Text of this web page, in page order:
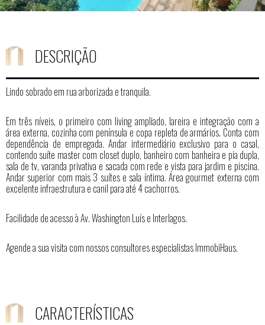
DESCRIÇÃO
Lindo sobrado em rua arborizada e tranquila.
Em três níveis, o primeiro com living ampliado, lareira e integração com a
área externa, cozinha com península e copa repleta de armários. Conta com
dependência de empregada. Andar intermediário exclusivo para o casal,
contendo suíte master com closet duplo, banheiro com banheira e pia dupla,
sala de tv, varanda privativa e sacada com rede e vista para jardim e piscina.
Andar superior com mais 3 suítes e sala íntima. Área gourmet externa com
excelente infraestrutura e canil para até 4 cachorros.
Facilidade de acesso à Av. Washington Luís e Interlagos.
Agende a sua visita com nossos consultores especialistas ImmobiHaus.
CARACTERÍSTICAS